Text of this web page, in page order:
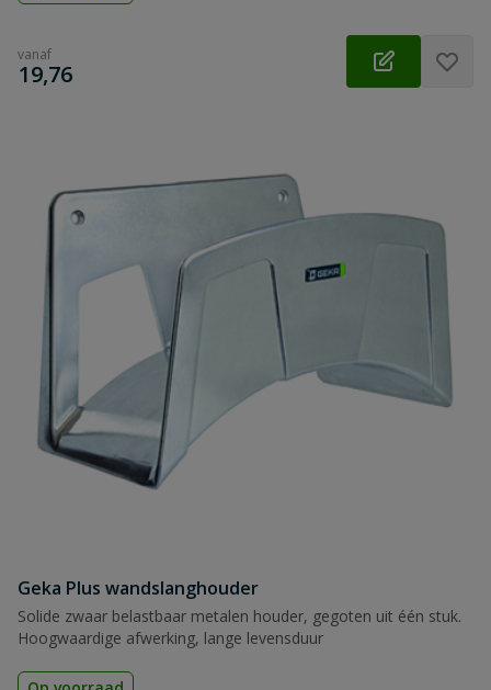
vanaf
€
19,76
Geka Plus wandslanghouder
Solide zwaar belastbaar metalen houder, gegoten uit één stuk.
Hoogwaardige afwerking, lange levensduur